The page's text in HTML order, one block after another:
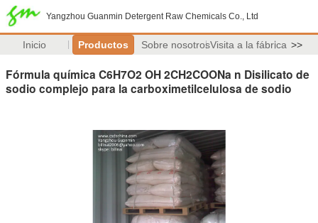
Yangzhou Guanmin Detergent Raw Chemicals Co., Ltd
Inicio Productos Sobre nosotrosVisita a la fábrica >>
Fórmula química C6H7O2 OH 2CH2COONa n Disilicato de
sodio complejo para la carboximetilcelulosa de sodio